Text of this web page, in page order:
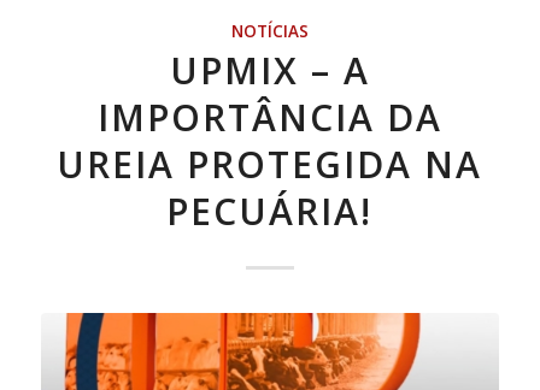
NOTÍCIAS
UPMIX – A
IMPORTÂNCIA DA
UREIA PROTEGIDA NA
PECUÁRIA!